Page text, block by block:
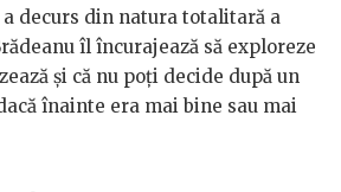
decurs din natura totalitară a
îl încurajează să exploreze
și că nu poți decide după un
înainte era mai bine sau mai